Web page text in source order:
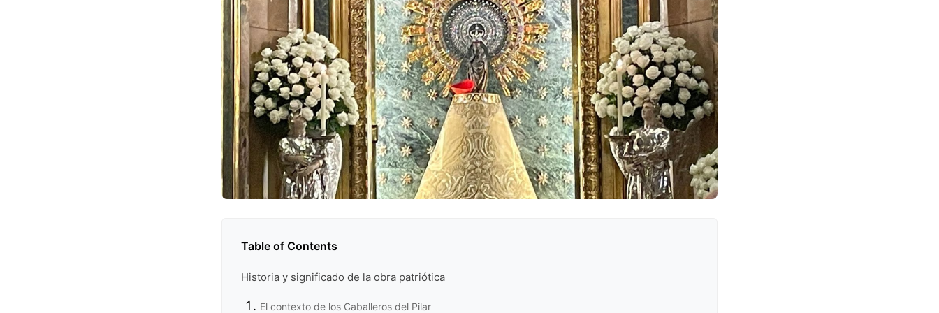
Table of Contents
Historia y significado de la obra patriótica
El contexto de los Caballeros del Pilar